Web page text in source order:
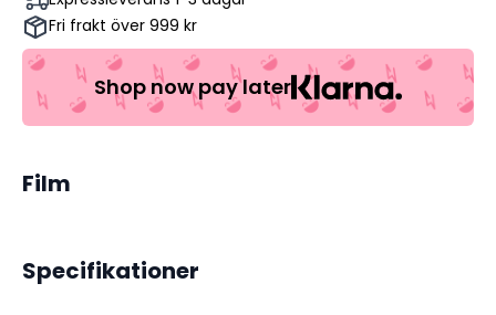
6
(Begagnad)
mängd
Fri frakt över 999 kr
Shop now pay later
Film
Specifikationer